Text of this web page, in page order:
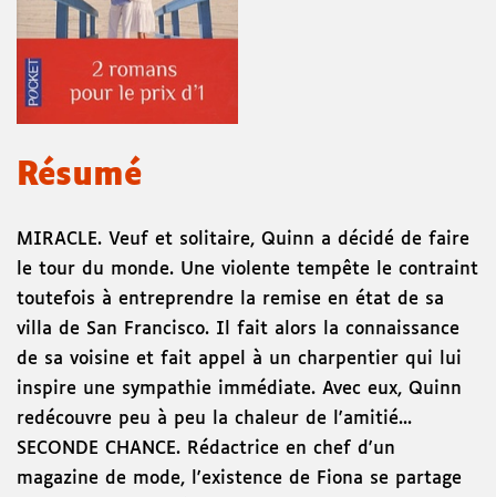
Résumé
MIRACLE. Veuf et solitaire, Quinn a décidé de faire
le tour du monde. Une violente tempête le contraint
toutefois à entreprendre la remise en état de sa
villa de San Francisco. Il fait alors la connaissance
de sa voisine et fait appel à un charpentier qui lui
inspire une sympathie immédiate. Avec eux, Quinn
redécouvre peu à peu la chaleur de l'amitié...
SECONDE CHANCE. Rédactrice en chef d'un
magazine de mode, l'existence de Fiona se partage